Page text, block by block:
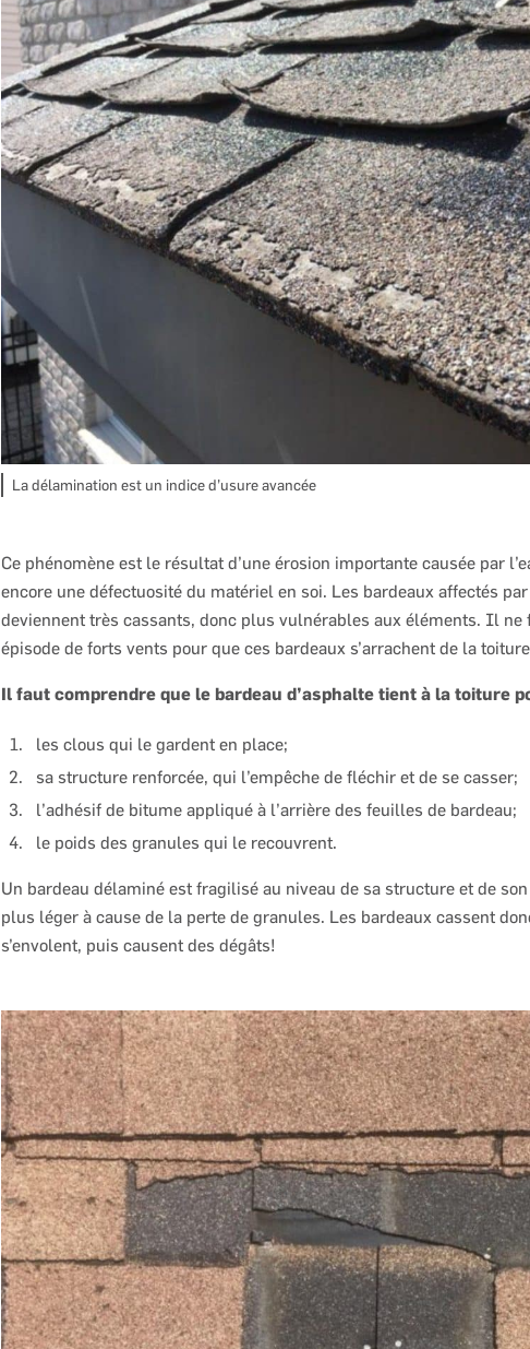
La délamination est un indice d’usure avancée
Ce phénomène est le résultat d’une érosion importante causée par
encore une défectuosité du matériel en soi. Les bardeaux affectés
deviennent très cassants, donc plus vulnérables aux éléments. Il ne
épisode de forts vents pour que ces bardeaux s’arrachent de la
Il faut comprendre que le bardeau d’asphalte tient à la toiture
les clous qui le gardent en place;
sa structure renforcée, qui l’empêche de fléchir et de se casser;
l’adhésif de bitume appliqué à l’arrière des feuilles de bardeau;
le poids des granules qui le recouvrent.
Un bardeau délaminé est fragilisé au niveau de sa structure et de
plus léger à cause de la perte de granules. Les bardeaux cassent
s’envolent, puis causent des dégâts!